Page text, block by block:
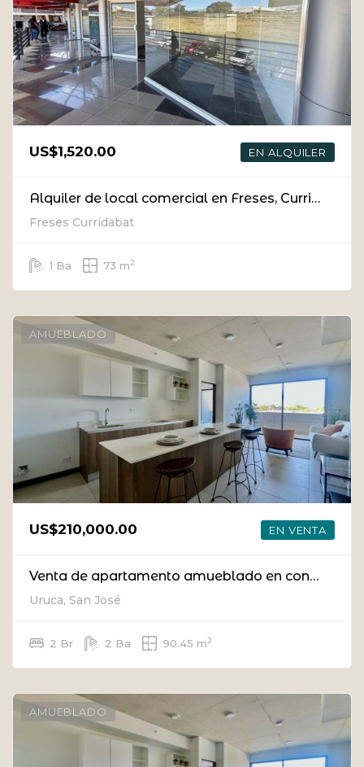
US$1,520.00 EN ALQUILER
Alquiler de local comercial en Freses, Curridabat
Freses Curridabat
1 Ba 73 m2
AMUEBLADO
US$210,000.00 EN VENTA
Venta de apartamento amueblado en condominio en La Uruca.
Uruca, San José
2 Br 2 Ba 90.45 m2
AMUEBLADO